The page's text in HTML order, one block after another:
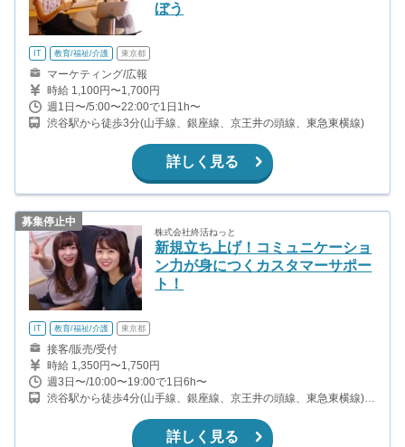
ぼう
IT 教育/福祉/介護 東京都
マーケティング/広報
時給 1,100円〜1,700円
週1日〜/5:00〜22:00で1日1h〜
渋谷駅から徒歩3分(山手線、銀座線、京王井の頭線、東急東横線)
詳しく見る
募集停止中
株式会社終活ねっと
新規立ち上げ！コミュニケーショ
ン力が身につくカスタマーサポー
ト！
IT 教育/福祉/介護 東京都
接客/販売/受付
時給 1,350円〜1,750円
週3日〜/10:00〜19:00で1日6h〜
渋谷駅から徒歩4分(山手線、銀座線、京王井の頭線、東急東横線)
詳しく見る